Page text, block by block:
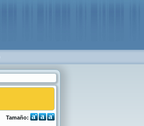
Tamaño: